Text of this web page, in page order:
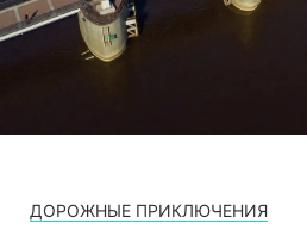
ДОРОЖНЫЕ ПРИКЛЮЧЕНИЯ